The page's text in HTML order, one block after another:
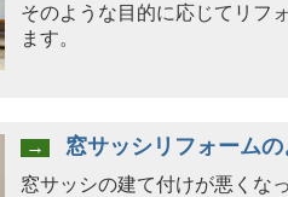
そのような目的に応じてリフ
ます。
→ 窓サッシリフォームの
窓サッシの建て付けが悪くな